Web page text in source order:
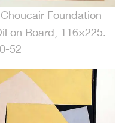
Foundation
on Board, 116×225
52